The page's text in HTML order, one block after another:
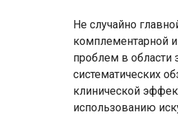
Не случайно
комплементарной
проблем в области
систематических
клинической
использованию